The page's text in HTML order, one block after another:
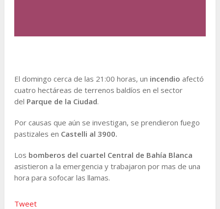
El domingo cerca de las 21:00 horas, un incendio afectó
cuatro hectáreas de terrenos baldíos en el sector
del Parque de la Ciudad.
Por causas que aún se investigan, se prendieron fuego
pastizales en Castelli al 3900.
Los bomberos del cuartel Central de Bahía Blanca
asistieron a la emergencia y trabajaron por mas de una
hora para sofocar las llamas.
Tweet